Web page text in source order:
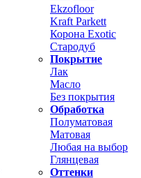
Ekzofloor
Kraft Parkett
Корона Exotic
Стародуб
Покрытие
Лак
Масло
Без покрытия
Обработка
Полуматовая
Матовая
Любая на выбор
Глянцевая
Оттенки